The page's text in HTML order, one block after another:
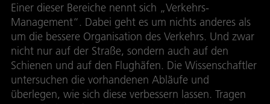
Einer dieser Bereiche nennt sich „Verkehrs-
Management“. Dabei geht es um nichts anderes als
um die bessere Organisation des Verkehrs. Und zwar
nicht nur auf der Straße, sondern auch auf den
Schienen und auf den Flughäfen. Die Wissenschaftler
untersuchen die vorhandenen Abläufe und
überlegen, wie sich diese verbessern lassen. Tragen